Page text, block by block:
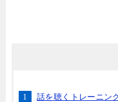
話を聴くトレーニン